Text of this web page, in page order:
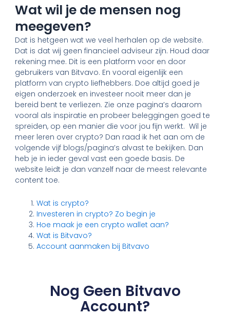
Wat wil je de mensen nog
meegeven?
Dat is hetgeen wat we veel herhalen op de website.
Dat is dat wij geen financieel adviseur zijn. Houd daar
rekening mee. Dit is een platform voor en door
gebruikers van Bitvavo. En vooral eigenlijk een
platform van crypto liefhebbers. Doe altijd goed je
eigen onderzoek en investeer nooit meer dan je
bereid bent te verliezen. Zie onze pagina’s daarom
vooral als inspiratie en probeer beleggingen goed te
spreiden, op een manier die voor jou fijn werkt. Wil je
meer leren over crypto? Dan raad ik het aan om de
volgende vijf blogs/pagina’s alvast te bekijken. Dan
heb je in ieder geval vast een goede basis. De
website leidt je dan vanzelf naar de meest relevante
content toe.
Wat is crypto?
Investeren in crypto? Zo begin je
Hoe maak je een crypto wallet aan?
Wat is Bitvavo?
Account aanmaken bij Bitvavo
Nog Geen Bitvavo
Account?